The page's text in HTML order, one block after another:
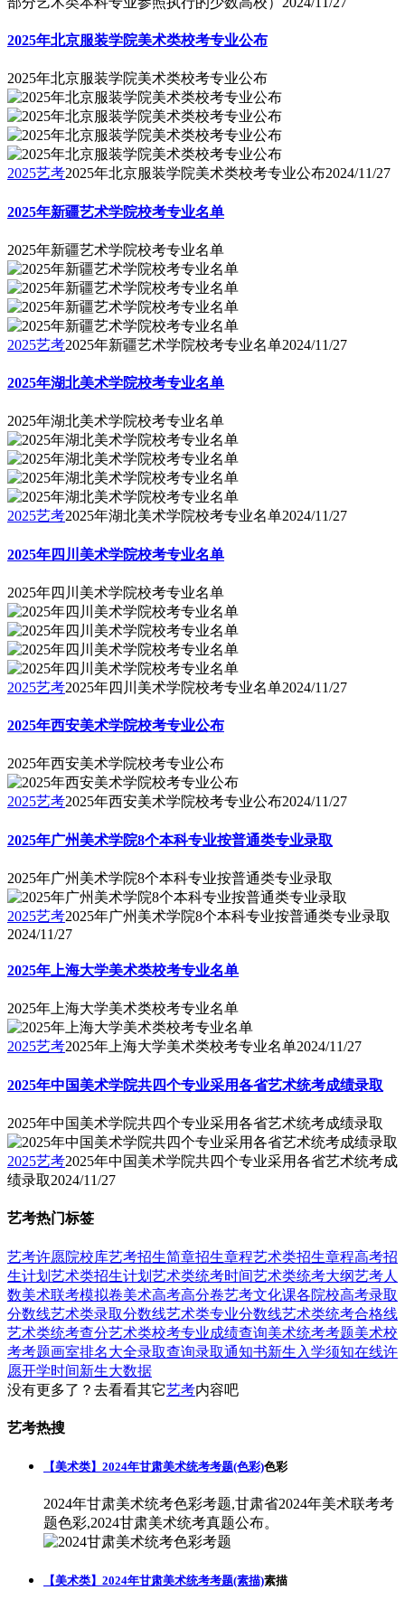
2025年北京服装学院美术类校考专业公布
2025年北京服装学院美术类校考专业公布
2025艺考2025年北京服装学院美术类校考专业公布2024/11/27
2025年新疆艺术学院校考专业名单
2025年新疆艺术学院校考专业名单
2025艺考2025年新疆艺术学院校考专业名单2024/11/27
2025年湖北美术学院校考专业名单
2025年湖北美术学院校考专业名单
2025艺考2025年湖北美术学院校考专业名单2024/11/27
2025年四川美术学院校考专业名单
2025年四川美术学院校考专业名单
2025艺考2025年四川美术学院校考专业名单2024/11/27
2025年西安美术学院校考专业公布
2025年西安美术学院校考专业公布
2025艺考2025年西安美术学院校考专业公布2024/11/27
2025年广州美术学院8个本科专业按普通类专业录取
2025年广州美术学院8个本科专业按普通类专业录取
2025艺考2025年广州美术学院8个本科专业按普通类专业录取
2024/11/27
2025年上海大学美术类校考专业名单
2025年上海大学美术类校考专业名单
2025艺考2025年上海大学美术类校考专业名单2024/11/27
2025年中国美术学院共四个专业采用各省艺术统考成绩录取
2025年中国美术学院共四个专业采用各省艺术统考成绩录取
2025艺考2025年中国美术学院共四个专业采用各省艺术统考成
绩录取2024/11/27
艺考热门标签
艺考许愿院校库艺考招生简章招生章程艺术类招生章程高考招
生计划 艺术类招生计划 艺术类统考时间艺术类统考大纲艺考人
数美术联考模拟卷美术高考高分卷艺考文化课各院校高考录取
分数线艺术类录取分数线艺术类专业分数线艺术类统考合格线
艺术类统考查分艺术类校考专业成绩查询美术统考考题美术校
考考题画室排名大全录取查询录取通知书新生入学须知在线许
愿开学时间新生大数据
没有更多了？去看看其它艺考内容吧
艺考热搜
【美术类】2024年甘肃美术统考考题(色彩)色彩
2024年甘肃美术统考色彩考题,甘肃省2024年美术联考考
题色彩,2024甘肃美术统考真题公布。
【美术类】2024年甘肃美术统考考题(素描)素描